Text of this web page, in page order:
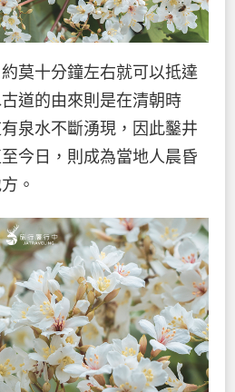
莫十分鐘左右就可以抵達
道的由來則是在清朝時
泉水不斷湧現，因此鑿井
今日，則成為當地人晨昏
。